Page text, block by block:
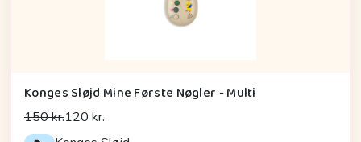
Konges Sløjd Mine Første Nøgler - Multi
150 kr.120 kr.